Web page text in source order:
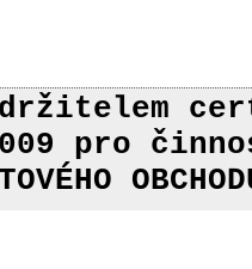
držitelem
pro